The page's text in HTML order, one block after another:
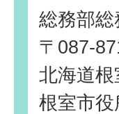
総務部総
〒087-
北海道
根室市